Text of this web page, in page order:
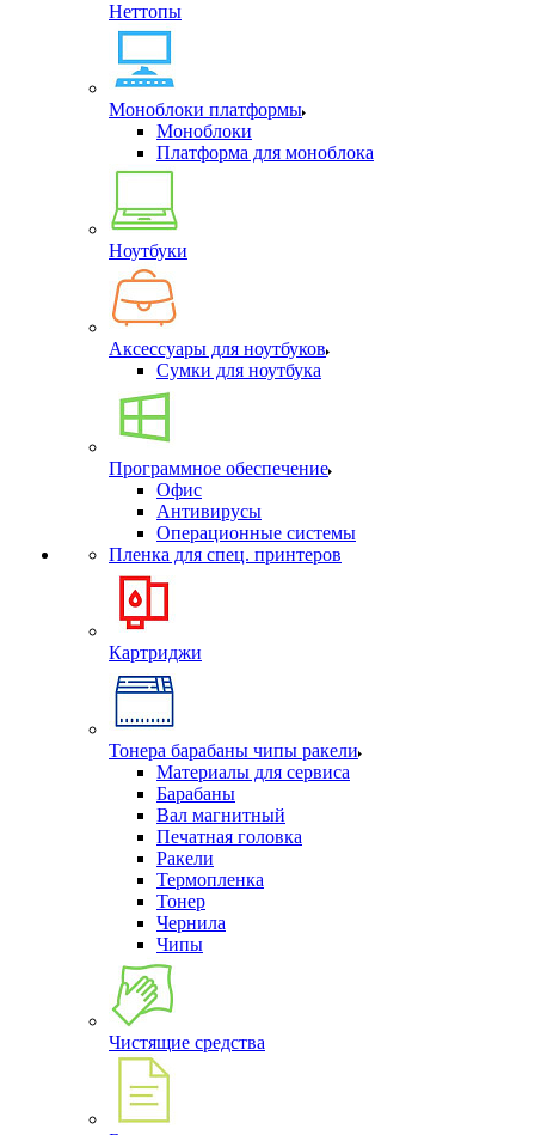
Неттопы
Моноблоки платформы
Моноблоки
Платформа для моноблока
Ноутбуки
Аксессуары для ноутбуков
Сумки для ноутбука
Программное обеспечение
Офис
Антивирусы
Операционные системы
Пленка для спец. принтеров
Картриджи
Тонера барабаны чипы ракели
Материалы для сервиса
Барабаны
Вал магнитный
Печатная головка
Ракели
Термопленка
Тонер
Чернила
Чипы
Чистящие средства